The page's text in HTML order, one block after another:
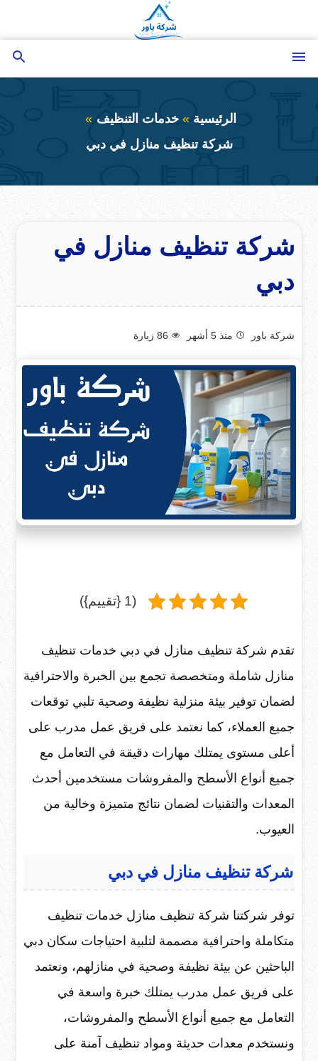
إلى
المحتوى
الرئيسية
خدمات التنظيف
شركة تنظيف منازل في دبي
شركة تنظيف منازل في
دبي
شركة باور منذ 5 أشهر 86 زيارة
(1 {تقييم})
تقدم شركة تنظيف منازل في دبي خدمات تنظيف
منازل شاملة ومتخصصة تجمع بين الخبرة والاحترافية
لضمان توفير بيئة منزلية نظيفة وصحية تلبي توقعات
جميع العملاء، كما نعتمد على فريق عمل مدرب على
أعلى مستوى يمتلك مهارات دقيقة في التعامل مع
جميع أنواع الأسطح والمفروشات مستخدمين أحدث
المعدات والتقنيات لضمان نتائج متميزة وخالية من
العيوب.
شركة تنظيف منازل في دبي
توفر شركتنا شركة تنظيف منازل خدمات تنظيف
متكاملة واحترافية مصممة لتلبية احتياجات سكان دبي
الباحثين عن بيئة نظيفة وصحية في منازلهم، ونعتمد
على فريق عمل مدرب يمتلك خبرة واسعة في
التعامل مع جميع أنواع الأسطح والمفروشات،
ونستخدم معدات حديثة ومواد تنظيف آمنة على